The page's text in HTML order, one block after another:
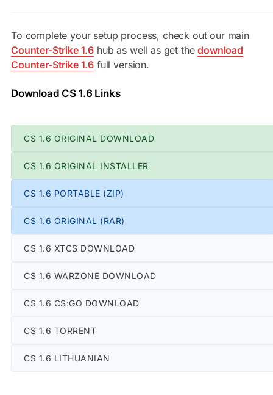
To complete your setup process, check out our main
Counter-Strike 1.6 hub as well as get thedownload
Counter-Strike 1.6 full version.
Download CS 1.6 Links
CS 1.6 ORIGINAL DOWNLOAD
CS 1.6 ORIGINAL INSTALLER
CS 1.6 PORTABLE (ZIP)
CS 1.6 ORIGINAL (RAR)
CS 1.6 XTCS DOWNLOAD
CS 1.6 WARZONE DOWNLOAD
CS 1.6 CS:GO DOWNLOAD
CS 1.6 TORRENT
CS 1.6 LITHUANIAN